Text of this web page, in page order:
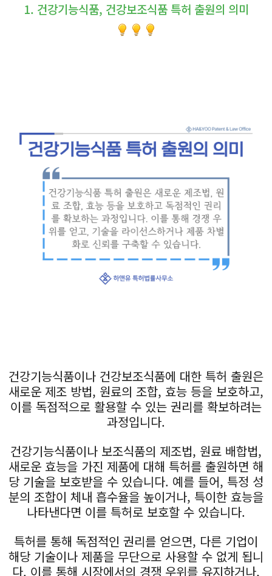
1. 건강기능식품, 건강보조식품 특허 출원의 의미
건강기능식품이나 건강보조식품에 대한 특허 출원은
새로운 제조 방법, 원료의 조합, 효능 등을 보호하고,
이를 독점적으로 활용할 수 있는 권리를 확보하려는
과정입니다.
건강기능식품이나 보조식품의 제조법, 원료 배합법,
새로운 효능을 가진 제품에 대해 특허를 출원하면 해
당 기술을 보호받을 수 있습니다. 예를 들어, 특정 성
분의 조합이 체내 흡수율을 높이거나, 특이한 효능을
나타낸다면 이를 특허로 보호할 수 있습니다.
특허를 통해 독점적인 권리를 얻으면, 다른 기업이
해당 기술이나 제품을 무단으로 사용할 수 없게 됩니
다. 이를 통해 시장에서의 경쟁 우위를 유지하거나,